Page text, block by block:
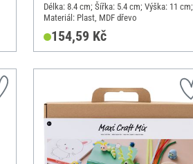
Délka: 8.4 cm; Šířka: 5.4 cm; Výška: 11 cm;
Materiál: Plast, MDF dřevo
154,59 Kč